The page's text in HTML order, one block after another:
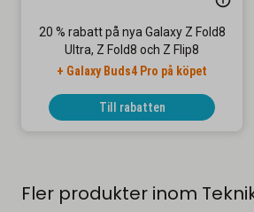
20 % rabatt på nya Galaxy Z Fold8
Ultra, Z Fold8 och Z Flip8
+ Galaxy Buds4 Pro på köpet
Till rabatten
Fler produkter inom